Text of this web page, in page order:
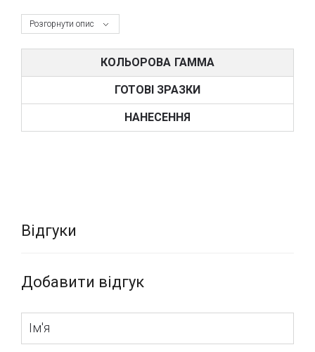
Розгорнути опис
КОЛЬОРОВА ГАММА
ГОТОВІ ЗРАЗКИ
НАНЕСЕННЯ
Відгуки
Добавити відгук